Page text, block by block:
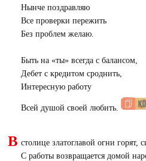
Нынче поздравляю
Все проверки пережить
Без проблем желаю.
Быть на «ты» всегда с балансом,
Дебет с кредитом сроднить,
Интересную работу
Всей душой своей любить.
В столице златоглавой огни горят,
С работы возвращается домой